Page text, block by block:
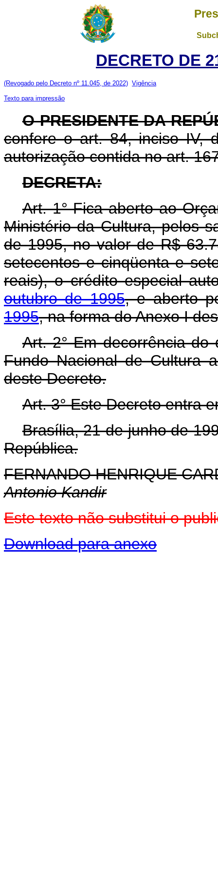
DECRETO DE
(Revogado pelo Decreto nº 11.045, de 2022) Vigência
Texto para impressão
O PRESIDENTE DA
confere o art. 84, inciso IV,
autorização contida no art.
DECRETA:
Art. 1° Fica aberto ao
Ministério da Cultura, pelos
de 1995, no valor de R$
setecentos e cinqüenta e
reais), o crédito especial
outubro de 1995, e aberto
1995, na forma do Anexo I
Art. 2° Em decorrência
Fundo Nacional de Cultura
deste Decreto.
Art. 3° Este Decreto entra
Brasília, 21 de junho de
República.
FERNANDO HENRIQUE
Antonio Kandir
Este texto não substitui o
Download para anexo